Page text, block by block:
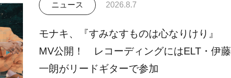
ニュース 2026.8.7
モナキ、『すみなすものは心なりけり』
MV公開！ レコーディングにはELT・伊藤
一朗がリードギターで参加